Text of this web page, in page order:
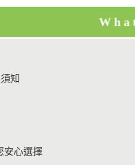
知
安心選擇